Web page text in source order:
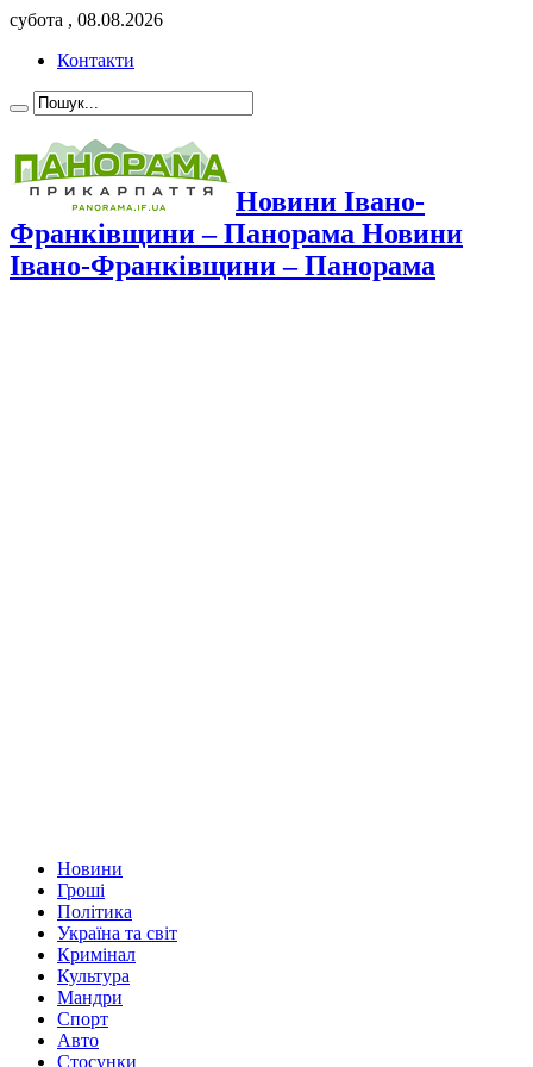
субота , 08.08.2026
Контакти
Новини Івано-
Франківщини – Панорама Новини
Івано-Франківщини – Панорама
Новини
Гроші
Політика
Україна та світ
Кримінал
Культура
Мандри
Спорт
Авто
Стосунки